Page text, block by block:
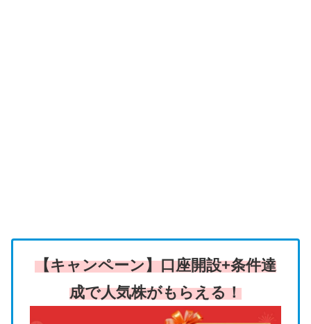
【キャンペーン】口座開設+条件達
成で人気株がもらえる！